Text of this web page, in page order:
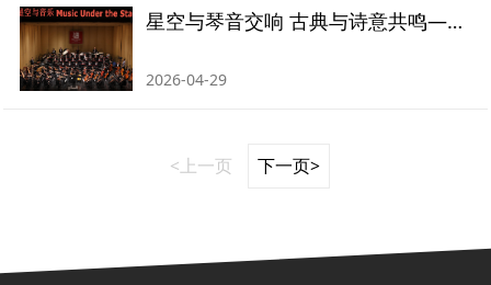
星空与琴音交响 古典与诗意共鸣——青岛交响乐团《星空与音乐》音乐会圆满落幕
2026-04-29
<上一页 下一页>